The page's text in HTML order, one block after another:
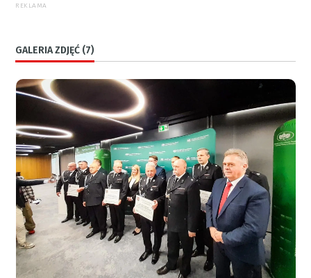
REKLAMA
GALERIA ZDJĘĆ (7)